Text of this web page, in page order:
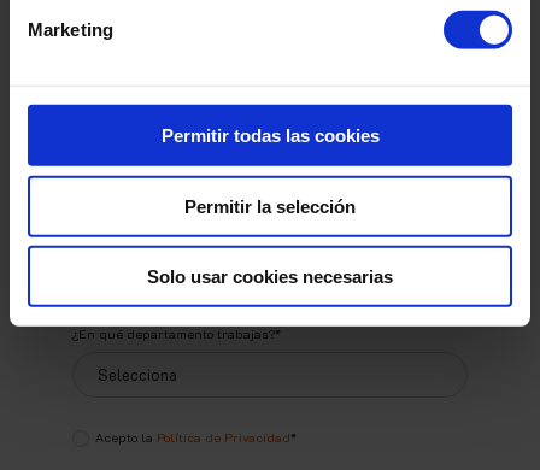
Marketing
Permitir todas las cookies
Permitir la selección
Solo usar cookies necesarias
Envíanos el formulario y recibirás un
correo con el
Correo*
¿En qué departamento trabajas?*
Acepto la Política de Privacidad*